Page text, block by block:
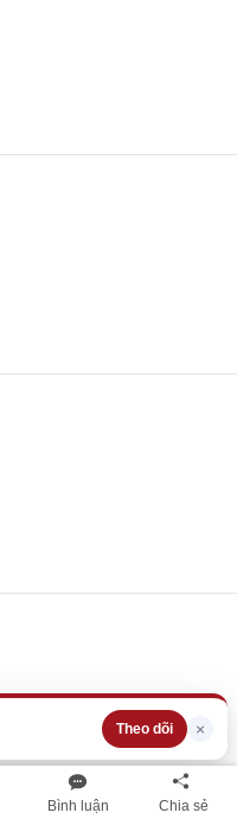
Bình luận Chia sẻ
Theo dõi ×